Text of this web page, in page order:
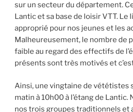
sur un secteur du département.
Lantic et sa base de loisir VTT. Le
approprié pour nos jeunes et les
Malheureusement, le nombre de
faible au regard des effectifs de
présents sont très motivés et
Ainsi, une vingtaine de vététistes
matin à 10h00 à l’étang de Lantic.
nos trois groupes traditionnels et